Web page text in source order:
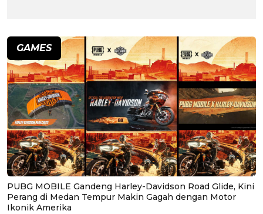
GAMES
PUBG MOBILE Gandeng Harley-Davidson Road Glide, Kini
Perang di Medan Tempur Makin Gagah dengan Motor
Ikonik Amerika